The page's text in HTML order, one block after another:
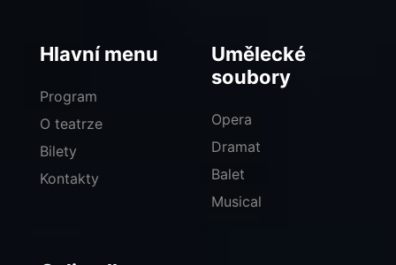
Hlavní menu
Program
O teatrze
Bilety
Kontakty
Umělecké
soubory
Opera
Dramat
Balet
Musical